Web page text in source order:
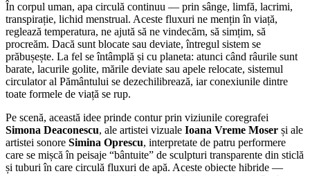
În corpul uman, apa circulă continuu — prin sânge, limfă, lacrimi,
transpirație, lichid menstrual. Aceste fluxuri ne mențin în viață,
reglează temperatura, ne ajută să ne vindecăm, să simțim, să
procreăm. Dacă sunt blocate sau deviate, întregul sistem se
prăbușește. La fel se întâmplă și cu planeta: atunci când râurile sunt
barate, lacurile golite, mările deviate sau apele relocate, sistemul
circulator al Pământului se dezechilibrează, iar conexiunile dintre
toate formele de viață se rup.
Pe scenă, această idee prinde contur prin viziunile coregrafei
Simona Deaconescu, ale artistei vizuale Ioana Vreme Moser și ale
artistei sonore Simina Oprescu, interpretate de patru performere
care se mișcă în peisaje “bântuite” de sculpturi transparente din sticlă
și tuburi în care circulă fluxuri de apă. Aceste obiecte hibride —